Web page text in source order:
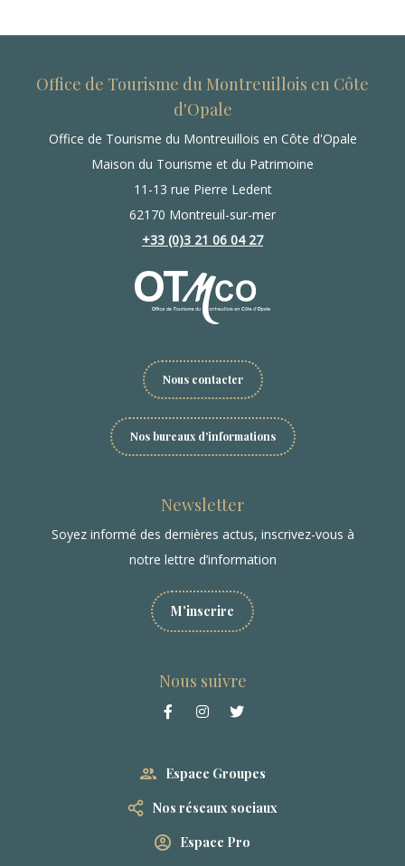
Office de Tourisme du Montreuillois en Côte
d'Opale
Office de Tourisme du Montreuillois en Côte d'Opale
Maison du Tourisme et du Patrimoine
11-13 rue Pierre Ledent
62170 Montreuil-sur-mer
+33 (0)3 21 06 04 27
Nous contacter
Nos bureaux d'informations
Newsletter
Soyez informé des dernières actus, inscrivez-vous à
notre lettre d’information
M'inscrire
Nous suivre
Espace Groupes
Nos réseaux sociaux
Espace Pro